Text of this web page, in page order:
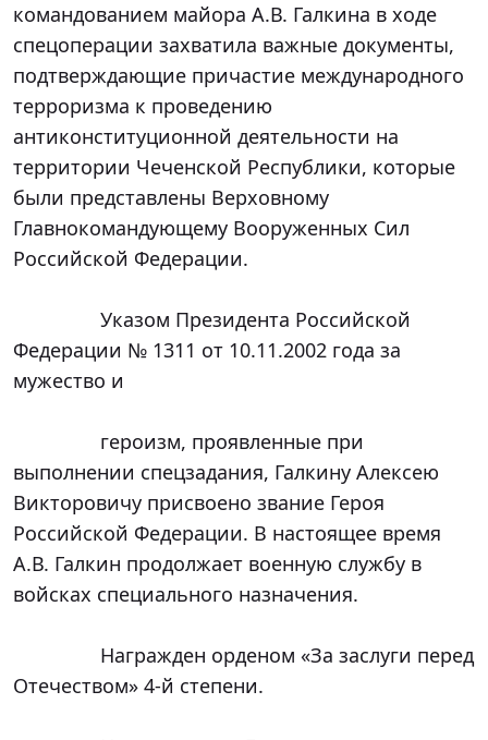
командованием майора А.В. Галкина в ходе
спецоперации захватила важные документы,
подтверждающие причастие международного
терроризма к проведению
антиконституционной деятельности на
территории Чеченской Республики, которые
были представлены Верховному
Главнокомандующему Вооруженных Сил
Российской Федерации.
Федерации № 1311 от 10.11.2002 года за
мужество и
выполнении спецзадания, Галкину Алексею
Викторовичу присвоено звание Героя
Российской Федерации. В настоящее время
А.В. Галкин продолжает военную службу в
войсках специального назначения.
Отечеством» 4-й степени.